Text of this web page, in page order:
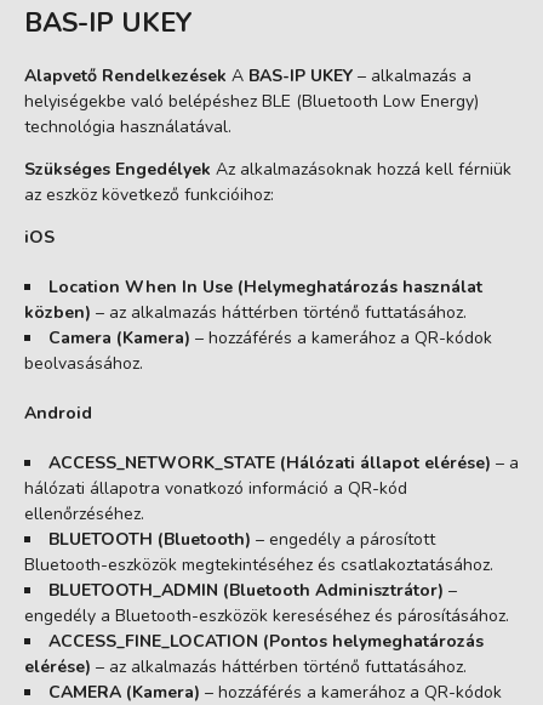
BAS-IP UKEY
Alapvető Rendelkezések A BAS-IP UKEY – alkalmazás a
helyiségekbe való belépéshez BLE (Bluetooth Low Energy)
technológia használatával.
Szükséges Engedélyek Az alkalmazásoknak hozzá kell férniük
az eszköz következő funkcióihoz:
iOS
Location When In Use (Helymeghatározás használat
közben) – az alkalmazás háttérben történő futtatásához.
Camera (Kamera) – hozzáférés a kamerához a QR-kódok
beolvasásához.
Android
ACCESS_NETWORK_STATE (Hálózati állapot elérése) – a
hálózati állapotra vonatkozó információ a QR-kód
ellenőrzéséhez.
BLUETOOTH (Bluetooth) – engedély a párosított
Bluetooth-eszközök megtekintéséhez és csatlakoztatásához.
BLUETOOTH_ADMIN (Bluetooth Adminisztrátor) –
engedély a Bluetooth-eszközök kereséséhez és párosításához.
ACCESS_FINE_LOCATION (Pontos helymeghatározás
elérése) – az alkalmazás háttérben történő futtatásához.
CAMERA (Kamera) – hozzáférés a kamerához a QR-kódok